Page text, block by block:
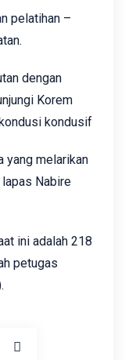
pelatihan –
dengan
Korem
kondusif
yang melarikan
Nabire
ini adalah 218
petugas